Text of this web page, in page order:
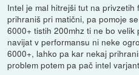
Intel je mal hitrejši tut na
prihraniš pri matični, pa pomoje
6000+ tistih 200mhz ti ne bo
navijat v performansu ni neke
6000+, lahko pa kar nekaj
problem potem pa pač intel